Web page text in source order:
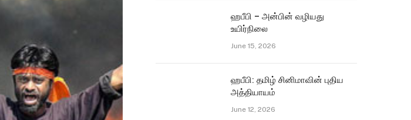
ஹபீபி – அன்பின் வழியது
உயிர்நிலை
June 15, 2026
ஹபீபி: தமிழ் சினிமாவின் புதிய
அத்தியாயம்
June 12, 2026